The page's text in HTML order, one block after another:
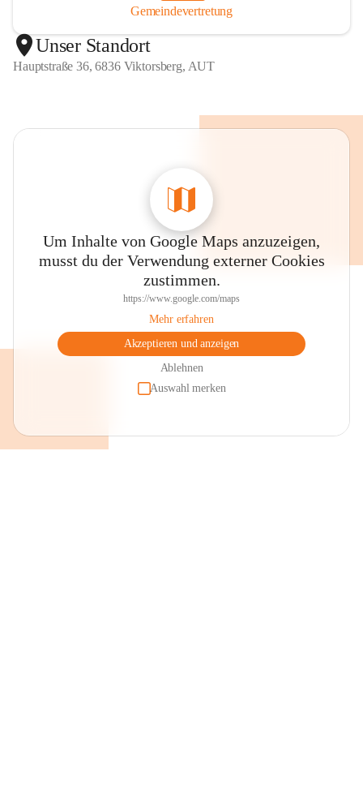
Gemeindevertretung
Unser Standort
Hauptstraße 36, 6836 Viktorsberg, AUT
Um Inhalte von Google Maps anzuzeigen,
musst du der Verwendung externer Cookies
zustimmen.
https://www.google.com/maps
Mehr erfahren
Akzeptieren und anzeigen
Ablehnen
Auswahl merken